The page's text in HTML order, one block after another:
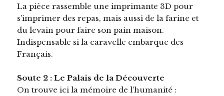
La pièce rassemble une imprimante 3D pour
s’imprimer des repas, mais aussi de la farine et
du levain pour faire son pain maison.
Indispensable si la caravelle embarque des
Français.
Soute 2 : Le Palais de la Découverte
On trouve ici la mémoire de l’humanité :